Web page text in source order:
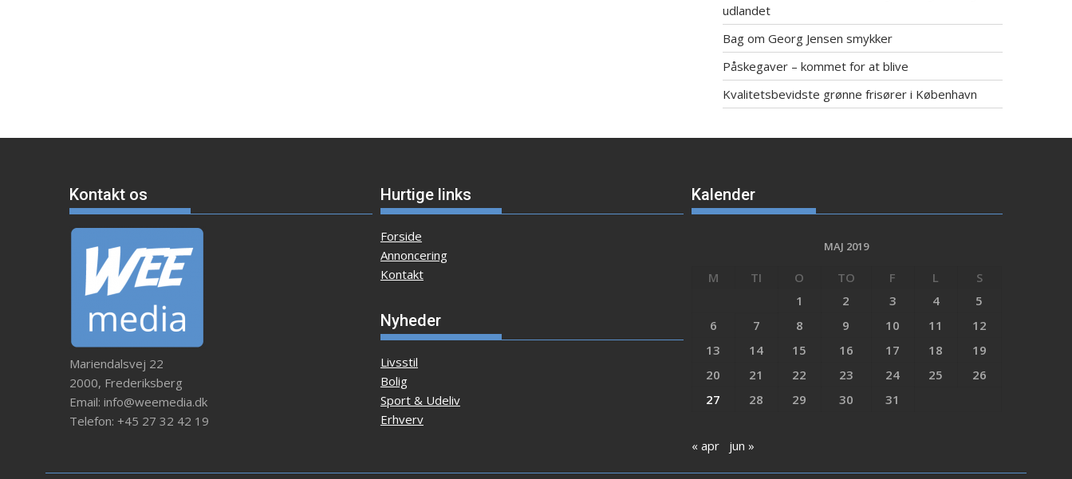
udlandet
Bag om Georg Jensen smykker
Påskegaver – kommet for at blive
Kvalitetsbevidste grønne frisører i København
Kontakt os
Mariendalsvej 22
2000, Frederiksberg
Email: info@weemedia.dk
Telefon: +45 27 32 42 19
Hurtige links
Forside
Annoncering
Kontakt
Nyheder
Livsstil
Bolig
Sport & Udeliv
Erhverv
Kalender
MAJ 2019
M TI O TO F L
S
1
2 3 4
5
6
7 8 9 10 11
12
13
14 15 16 17 18
19
20
21 22 23 24 25
26
27
28 29 30 31
« apr jun »